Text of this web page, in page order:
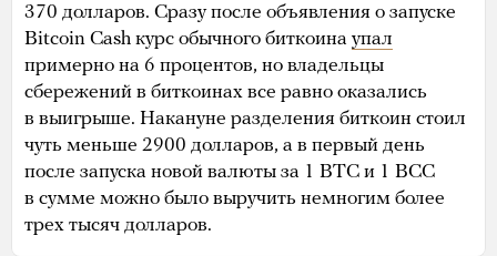
370 долларов. Сразу после объявления о запуске
Bitcoin Cash курс обычного биткоина упал
примерно на 6 процентов, но владельцы
сбережений в биткоинах все равно оказались
в выигрыше. Накануне разделения биткоин стоил
чуть меньше 2900 долларов, а в первый день
после запуска новой валюты за 1 BTC и 1 BCC
в сумме можно было выручить немногим более
трех тысяч долларов.